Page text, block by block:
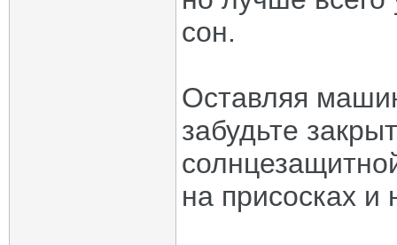
сон.
Оставляя
забудьте
на присосках и